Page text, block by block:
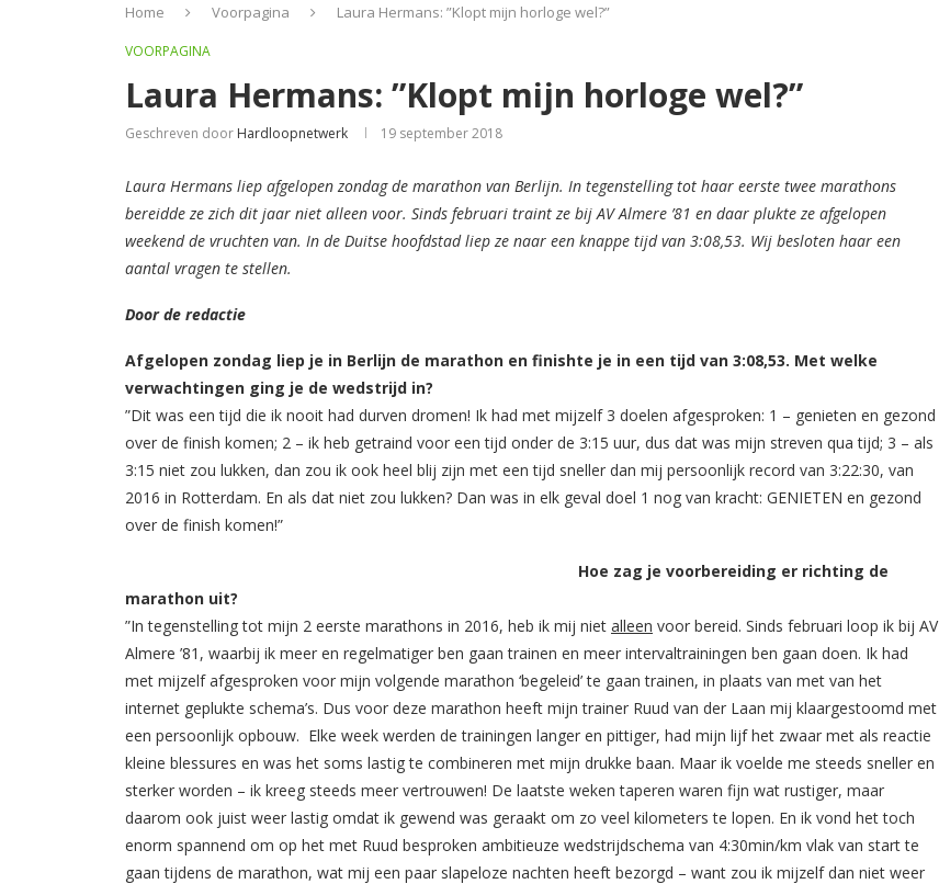
Home Voorpagina Laura Hermans: ”Klopt mijn horloge wel?”
VOORPAGINA
Laura Hermans: ”Klopt mijn horloge wel?”
Geschreven door Hardloopnetwerk 19 september 2018
Laura Hermans liep afgelopen zondag de marathon van Berlijn. In tegenstelling tot haar eerste twee marathons
bereidde ze zich dit jaar niet alleen voor. Sinds februari traint ze bij AV Almere ’81 en daar plukte ze afgelopen
weekend de vruchten van. In de Duitse hoofdstad liep ze naar een knappe tijd van 3:08,53. Wij besloten haar een
aantal vragen te stellen.
Door de redactie
Afgelopen zondag liep je in Berlijn de marathon en finishte je in een tijd van 3:08,53. Met welke
verwachtingen ging je de wedstrijd in?
”Dit was een tijd die ik nooit had durven dromen! Ik had met mijzelf 3 doelen afgesproken: 1 – genieten en gezond
over de finish komen; 2 – ik heb getraind voor een tijd onder de 3:15 uur, dus dat was mijn streven qua tijd; 3 – als
3:15 niet zou lukken, dan zou ik ook heel blij zijn met een tijd sneller dan mij persoonlijk record van 3:22:30, van
2016 in Rotterdam. En als dat niet zou lukken? Dan was in elk geval doel 1 nog van kracht: GENIETEN en gezond
over de finish komen!”
Hoe zag je voorbereiding er richting de
marathon uit?
”In tegenstelling tot mijn 2 eerste marathons in 2016, heb ik mij niet alleen voor bereid. Sinds februari loop ik bij AV
Almere ’81, waarbij ik meer en regelmatiger ben gaan trainen en meer intervaltrainingen ben gaan doen. Ik had
met mijzelf afgesproken voor mijn volgende marathon ‘begeleid’ te gaan trainen, in plaats van met van het
internet geplukte schema’s. Dus voor deze marathon heeft mijn trainer Ruud van der Laan mij klaargestoomd met
een persoonlijk opbouw. Elke week werden de trainingen langer en pittiger, had mijn lijf het zwaar met als reactie
kleine blessures en was het soms lastig te combineren met mijn drukke baan. Maar ik voelde me steeds sneller en
sterker worden – ik kreeg steeds meer vertrouwen! De laatste weken taperen waren fijn wat rustiger, maar
daarom ook juist weer lastig omdat ik gewend was geraakt om zo veel kilometers te lopen. En ik vond het toch
enorm spannend om op het met Ruud besproken ambitieuze wedstrijdschema van 4:30min/km vlak van start te
gaan tijdens de marathon, wat mij een paar slapeloze nachten heeft bezorgd – want zou ik mijzelf dan niet weer